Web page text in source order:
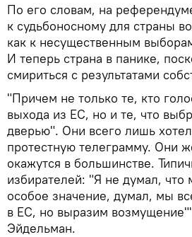
По его словам, на
к судьбоносному для страны
как к несущественным
И теперь страна в панике,
смириться с результатами
"Причем не только те, кто
выхода из ЕС, но и те, что
дверью". Они всего лишь
протестную телеграмму. Они
окажутся в большинстве.
избирателей: "Я не думал, что
особое значение, думал, мы
в ЕС, но выразим
Эйдельман.